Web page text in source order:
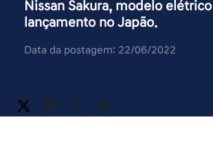
Nissan Sakura, modelo
lançamento no Japão.
Data da postagem: 22/06/2022